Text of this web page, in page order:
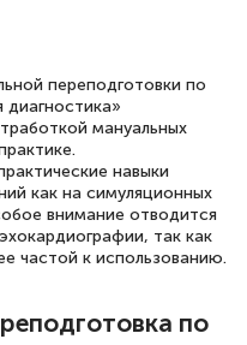
Это
пройти
переподготовки по
мануальных
навыки
как на симуляционных
внимание отводится
так как
частой к использованию.
по